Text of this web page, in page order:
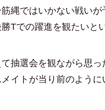
縄ではいかない戦い
Tでの躍進を観たいと
抽選会を観ながら思っ
イトが当り前のように